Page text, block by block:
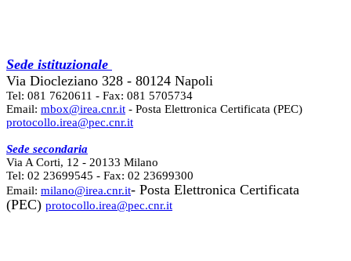
Sede istituzionale
Via Diocleziano 328 - 80124 Napoli
Tel: 081 7620611 - Fax: 081 5705734
Email: mbox@irea.cnr.it - Posta Elettronica Certificata (PEC)
protocollo.irea@pec.cnr.it
Sede secondaria
Via A Corti, 12 - 20133 Milano
Tel: 02 23699545 - Fax: 02 23699300
Email: milano@irea.cnr.it- Posta Elettronica Certificata
(PEC) protocollo.irea@pec.cnr.it